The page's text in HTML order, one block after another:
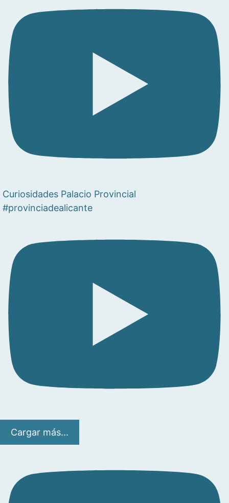
Curiosidades Palacio Provincial
#provinciadealicante
Cargar más...